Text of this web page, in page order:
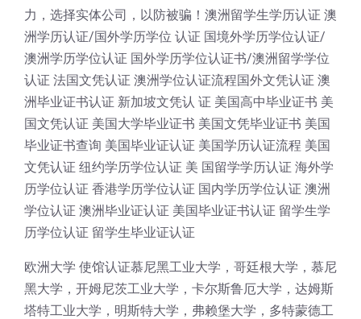
力，选择实体公司，以防被骗！澳洲留学生学历认证 澳
洲学历认证/国外学历学位 认证 国境外学历学位认证/
澳洲学历学位认证 国外学历学位认证书/澳洲留学学位
认证 法国文凭认证 澳洲学位认证流程国外文凭认证 澳
洲毕业证书认证 新加坡文凭认 证 美国高中毕业证书 美
国文凭认证 美国大学毕业证书 美国文凭毕业证书 美国
毕业证书查询 美国毕业证认证 美国学历认证流程 美国
文凭认证 纽约学历学位认证 美 国留学学历认证 海外学
历学位认证 香港学历学位认证 国内学历学位认证 澳洲
学位认证 澳洲毕业证认证 美国毕业证书认证 留学生学
历学位认证 留学生毕业证认证
欧洲大学 使馆认证慕尼黑工业大学，哥廷根大学，慕尼
黑大学，开姆尼茨工业大学，卡尔斯鲁厄大学，达姆斯
塔特工业大学，明斯特大学，弗赖堡大学，多特蒙德工